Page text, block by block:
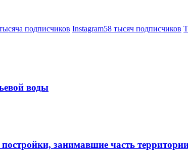
подписчиков Instagram58 тысяч подписчиков
воды
занимавшие часть